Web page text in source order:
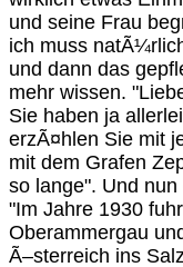
und seine Frau
ich muss
und dann das
mehr wissen.
Sie haben ja
erzÃ¤hlen Sie mit
mit dem Grafen
so lange". Und
"Im Jahre 1930
Oberammergau
Ã–sterreich ins